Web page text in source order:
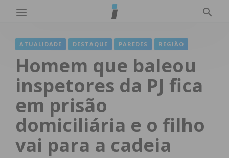
ATUALIDADE DESTAQUE PAREDES REGIÃO
Homem que baleou
inspetores da PJ fica
em prisão
domiciliária e o filho
vai para a cadeia